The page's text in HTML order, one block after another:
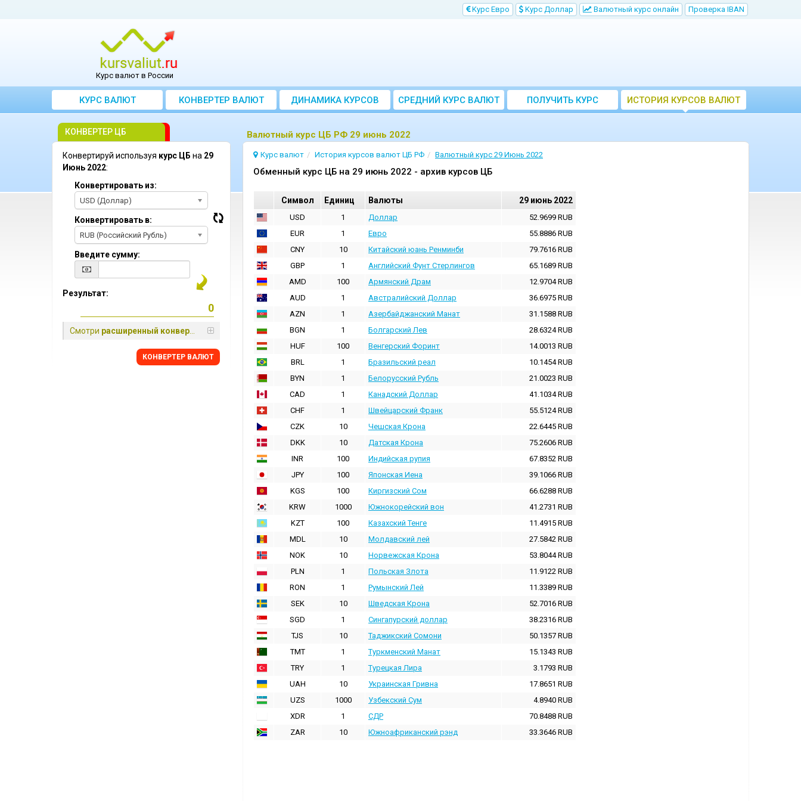
Kурс Евро Kурс Доллар Bалютный курс онлайн Проверка IBAN
Курс валют в России
КУРС ВАЛЮТ КОНВЕРТЕР ВАЛЮТ ДИНАМИКА КУРСОВ
CРЕДНИЙ КУРС ВАЛЮТ
ЗА МЕСЯЦ
ПОЛУЧИТЬ КУРС
ВАЛЮТ ЦБ
ИСТОРИЯ КУРСОВ ВАЛЮТ
ЦБ РФ
Bалютный курс ЦБ РФ 29 июнь 2022
Курс валют История курсов валют ЦБ РФ Валютный курс 29 Июнь 2022
Oбменный курс ЦБ на 29 июнь 2022 - архив курсов ЦБ
Cимвол Единиц Валюты 29 июнь 2022
USD 1 Доллар 52.9699 RUB
EUR
1 Евро 55.8886 RUB
CNY
10 Китайский юань Ренминби 79.7616 RUB
GBP
1 Английский Фунт Стерлингов 65.1689 RUB
AMD
100 Армянский Драм 12.9704RUB
AUD
1 Австралийский Доллар 36.6975 RUB
AZN
1 Азербайджанский Манат 31.1588 RUB
BGN
1 Болгарский Лев 28.6324RUB
HUF
100 Венгерский Форинт 14.0013 RUB
BRL
1 Бразильский реал 10.1454RUB
BYN
1 Белорусский Рубль 21.0023 RUB
CAD
1 Канадский Доллар 41.1034RUB
CHF
1 Швейцарский Франк 55.5124RUB
CZK
10 Чешская Крона 22.6445 RUB
DKK
10 Датская Крона 75.2606 RUB
INR
100 Индийская pупия 67.8352 RUB
JPY
100 Японская Иена 39.1066 RUB
KGS
100 Киргизский Сом 66.6288 RUB
KRW
1000 Южнокорейский вон 41.2731 RUB
KZT
100 Казахский Тенге 11.4915 RUB
MDL
10 Молдавский лей 27.5842 RUB
NOK
10 Норвежская Крона 53.8044RUB
PLN
1 Польская Злота 11.9122 RUB
RON
1 Румынский Лей 11.3389 RUB
SEK
10 Шведская Крона 52.7016 RUB
SGD
1 Сингапурский доллар 38.2316 RUB
TJS
10 Таджикский Сомони 50.1357 RUB
TMT
1 Туркменский Манат 15.1343 RUB
TRY
1 Турецкая Лира 3.1793 RUB
UAH
10 Украинская Гривна 17.8651 RUB
UZS
1000 Узбекский Сум 4.8940 RUB
XDR
1 СДР 70.8488 RUB
ZAR
10 Южноафриканский рэнд 33.3646 RUB
КОНВЕРТЕР ЦБ
Конвертируй используя курс ЦБ на 29
Июнь 2022:
Конвертировать из:
USD (Доллар)
Конвертировать в:
RUB (Российский Рубль)
Введите сумму:
Результат:
Смотри расширенный конвертер
КОНВЕРТЕР ВАЛЮТ